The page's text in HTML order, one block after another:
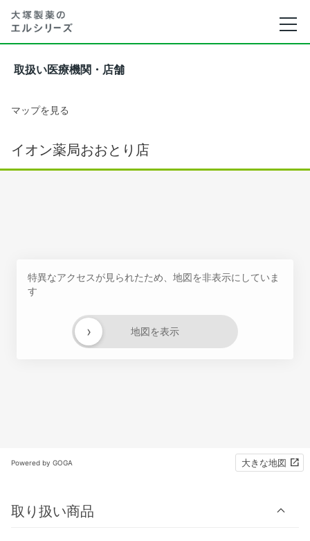
取扱い医療機関・店舗
マップを見る
イオン薬局おおとり店
特異なアクセスが見られたため、地図を非表示にしていま
す
地図を表示
›
Powered by GOGA 大きな地図
取り扱い商品